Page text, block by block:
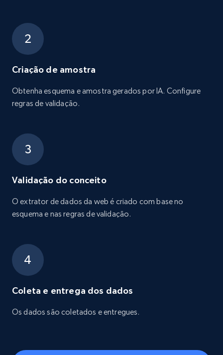
Criação de amostra
Obtenha esquema e amostra gerados por IA. Configure
regras de validação.
Validação do conceito
O extrator de dados da web é criado com base no
esquema e nas regras de validação.
Coleta e entrega dos dados
Os dados são coletados e entregues.